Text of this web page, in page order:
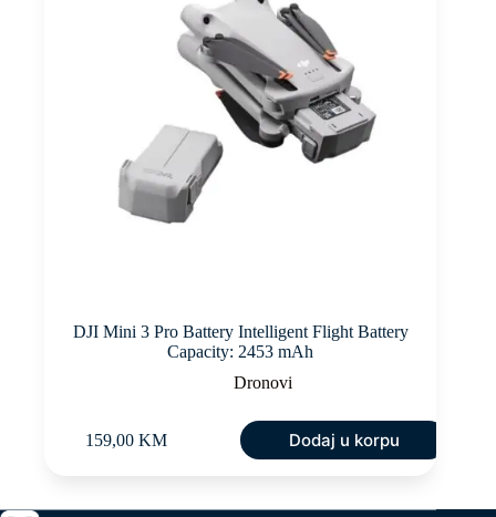
DJI Mini 3 Pro Battery Intelligent Flight Battery
Capacity: 2453 mAh
Dronovi
159,00 KM Dodaj u korpu